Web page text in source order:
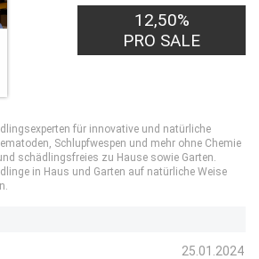
12,50%
PRO SALE
für innovative und natürliche
Schlupfwespen und mehr ohne Chemie
schädlingsfreies zu Hause sowie Garten.
in Haus und Garten auf natürliche Weise
25.01.2024